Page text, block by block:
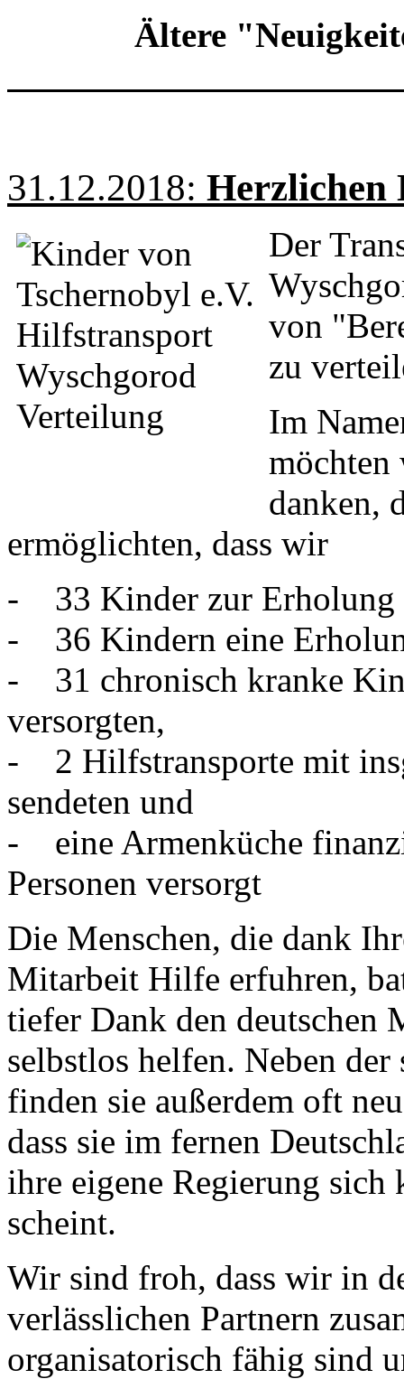
Ältere
31.12.2018: Herzlichen
Der
von
zu
Im
möchten
danken,
ermöglichten, dass wir
- 33 Kinder zur Erholung
- 36 Kindern eine
- 31 chronisch kranke
versorgten,
- 2 Hilfstransporte mit
sendeten und
- eine Armenküche
Personen versorgt
Die Menschen, die dank
Mitarbeit Hilfe erfuhren,
tiefer Dank den deutschen
selbstlos helfen. Neben
finden sie außerdem oft
dass sie im fernen
ihre eigene Regierung sich
scheint.
Wir sind froh, dass wir in
verlässlichen Partnern
organisatorisch fähig sind